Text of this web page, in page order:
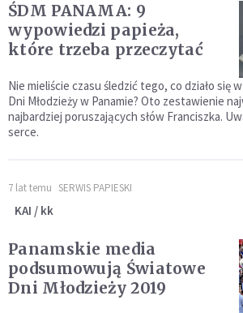
ŚDM PANAMA: 9
wypowiedzi papieża,
które trzeba przeczytać
Nie mieliście czasu śledzić tego, co działo się
Dni Młodzieży w Panamie? Oto zestawienie
najbardziej poruszających słów Franciszka.
serce.
7 lat temu SERWIS PAPIESKI
KAI / kk
Panamskie media
podsumowują Światowe
Dni Młodzieży 2019